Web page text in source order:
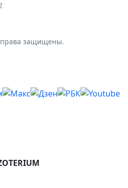
защищены.